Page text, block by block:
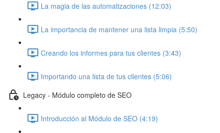
La magia de las automatizaciones (12:03)
La importancia de mantener una lista limpia (5:50)
Creando los informes para tus clientes (3:43)
Importando una lista de tus clientes (5:06)
Legacy - Módulo completo de SEO
Introducción al Módulo de SEO (4:19)